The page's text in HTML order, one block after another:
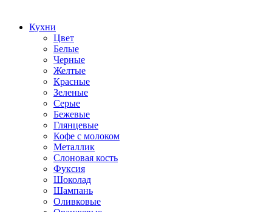
Кухни
Цвет
Белые
Черные
Желтые
Красные
Зеленые
Серые
Бежевые
Глянцевые
Кофе с молоком
Металлик
Слоновая кость
Фуксия
Шоколад
Шампань
Оливковые